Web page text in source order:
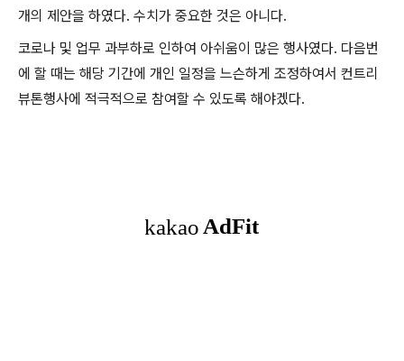
개의 제안을 하였다. 수치가 중요한 것은 아니다.
코로나 및 업무 과부하로 인하여 아쉬움이 많은 행사였다. 다음번
에 할 때는 해당 기간에 개인 일정을 느슨하게 조정하여서 컨트리
뷰톤행사에 적극적으로 참여할 수 있도록 해야겠다.